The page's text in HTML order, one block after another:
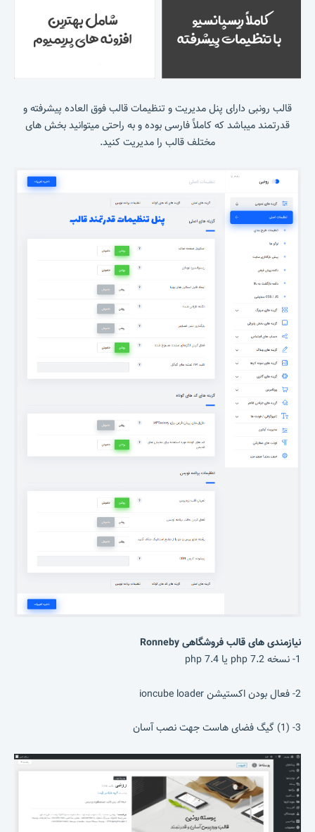
قالب رونبی دارای پنل مدیریت و تنظیمات قالب فوق العاده پیشرفته و
قدرتمند میباشد که کاملاً فارسی بوده و به راحتی میتوانید بخش های
مختلف قالب را مدیریت کنید.
نیازمندی های قالب فروشگاهی Ronneby
1- نسخه php 7.2 یا php 7.4
2- فعال بودن اکستیشن ioncube loader
3- (1) گیگ فضای هاست جهت نصب آسان